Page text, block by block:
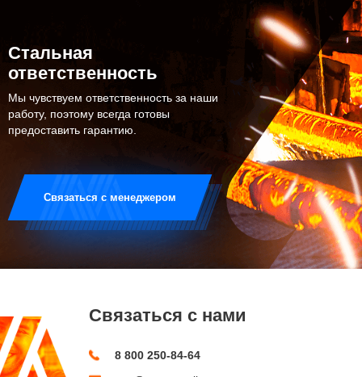
Стальная
ответственность
Мы чувствуем ответственность за наши
работу, поэтому всегда готовы
предоставить гарантию.
Связаться с менеджером
Связаться с нами
8 800 250-84-64